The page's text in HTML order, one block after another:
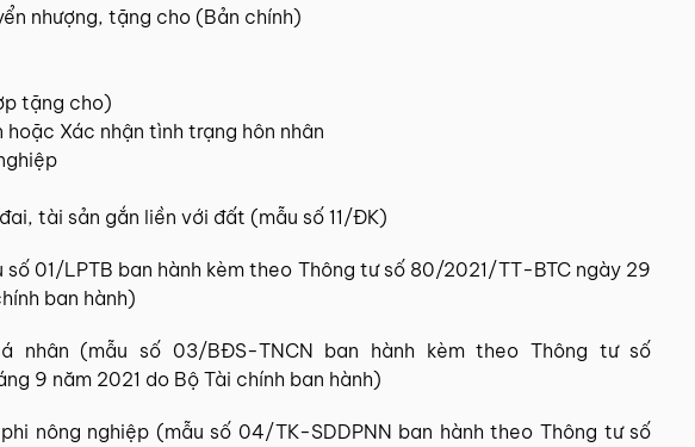
nhượng, tặng cho (Bản chính)
tặng cho)
Xác nhận tình trạng hôn nhân
tài sản gắn liền với đất (mẫu số 11/ĐK)
01/LPTB ban hành kèm theo Thông tư số 80/2021/TT-BTC ngày 29
ban hành)
nhân (mẫu số 03/BĐS-TNCN ban hành kèm theo Thông tư số
9 năm 2021 do Bộ Tài chính ban hành)
nông nghiệp (mẫu số 04/TK-SDDPNN ban hành theo Thông tư số